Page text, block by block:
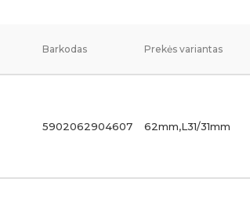
Barkodas Prekės variantas
5902062904607 62mm,L31/31mm